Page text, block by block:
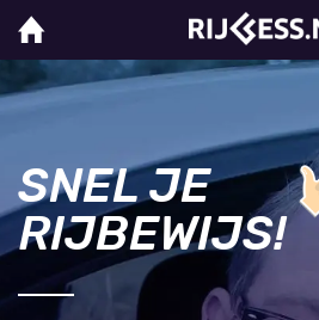
SNEL JE
RIJBEWIJS!